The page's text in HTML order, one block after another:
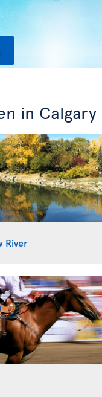
in Calgary
River